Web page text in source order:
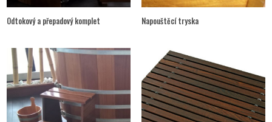
Odtokový a přepadový komplet Napouštěcí tryska